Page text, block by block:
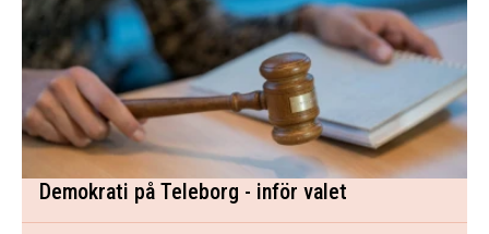
Demokrati på Teleborg - inför valet